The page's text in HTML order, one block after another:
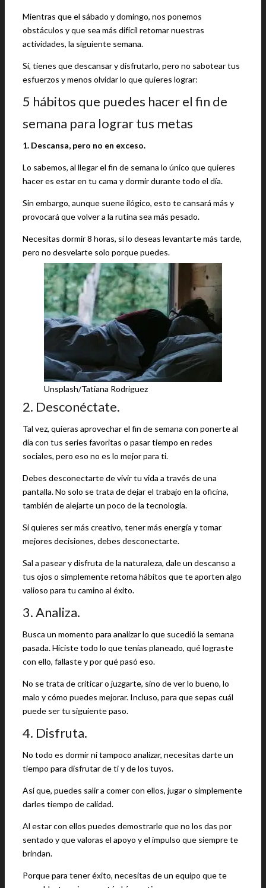
Mientras que el sábado y domingo, nos ponemos
obstáculos y que sea más difícil retomar nuestras
actividades, la siguiente semana.
Sí, tienes que descansar y disfrutarlo, pero no sabotear tus
esfuerzos y menos olvidar lo que quieres lograr:
5 hábitos que puedes hacer el fin de
semana para lograr tus metas
1. Descansa, pero no en exceso.
Lo sabemos, al llegar el fin de semana lo único que quieres
hacer es estar en tu cama y dormir durante todo el día.
Sin embargo, aunque suene ilógico, esto te cansará más y
provocará que volver a la rutina sea más pesado.
Necesitas dormir 8 horas, si lo deseas levantarte más tarde,
pero no desvelarte solo porque puedes.
Unsplash/Tatiana Rodriguez
2. Desconéctate.
Tal vez, quieras aprovechar el fin de semana con ponerte al
día con tus series favoritas o pasar tiempo en redes
sociales, pero eso no es lo mejor para ti.
Debes desconectarte de vivir tu vida a través de una
pantalla. No solo se trata de dejar el trabajo en la oficina,
también de alejarte un poco de la tecnología.
Si quieres ser más creativo, tener más energía y tomar
mejores decisiones, debes desconectarte.
Sal a pasear y disfruta de la naturaleza, dale un descanso a
tus ojos o simplemente retoma hábitos que te aporten algo
valioso para tu camino al éxito.
3. Analiza.
Busca un momento para analizar lo que sucedió la semana
pasada. Hiciste todo lo que tenías planeado, qué lograste
con ello, fallaste y por qué pasó eso.
No se trata de criticar o juzgarte, sino de ver lo bueno, lo
malo y cómo puedes mejorar. Incluso, para que sepas cuál
puede ser tu siguiente paso.
4. Disfruta.
No todo es dormir ni tampoco analizar, necesitas darte un
tiempo para disfrutar de ti y de los tuyos.
Así que, puedes salir a comer con ellos, jugar o simplemente
darles tiempo de calidad.
Al estar con ellos puedes demostrarle que no los das por
sentado y que valoras el apoyo y el impulso que siempre te
brindan.
Porque para tener éxito, necesitas de un equipo que te